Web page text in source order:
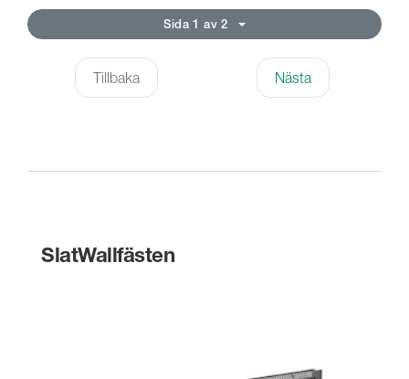
Sida 1 av 2
Tillbaka Nästa
SlatWallfästen